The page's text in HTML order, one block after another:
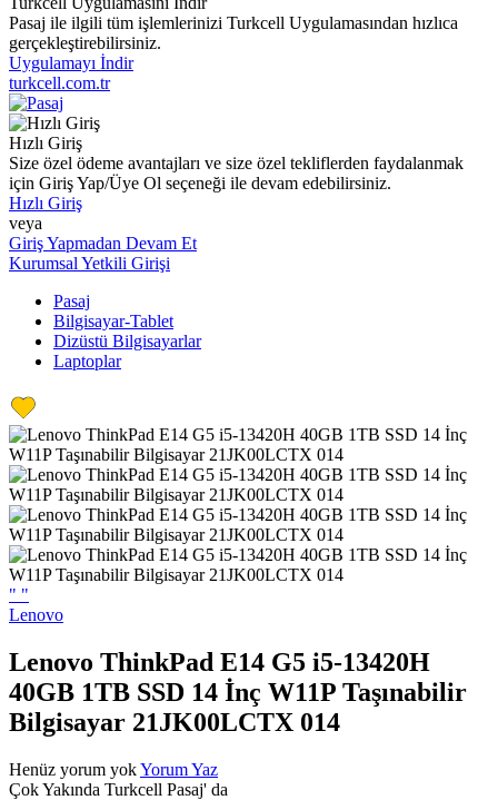
Pasaj ile ilgili tüm işlemlerinizi Turkcell Uygulamasından hızlıca
gerçekleştirebilirsiniz.
Uygulamayı İndir
turkcell.com.tr
Hızlı Giriş
Size özel ödeme avantajları ve size özel tekliflerden faydalanmak
için Giriş Yap/Üye Ol seçeneği ile devam edebilirsiniz.
Hızlı Giriş
veya
Giriş Yapmadan Devam Et
Kurumsal Yetkili Girişi
Pasaj
Bilgisayar-Tablet
Dizüstü Bilgisayarlar
Laptoplar
" "
Lenovo
Lenovo ThinkPad E14 G5 i5-13420H
40GB 1TB SSD 14 İnç W11P Taşınabilir
Bilgisayar 21JK00LCTX 014
Henüz yorum yokYorum Yaz
Çok Yakında Turkcell Pasaj' da